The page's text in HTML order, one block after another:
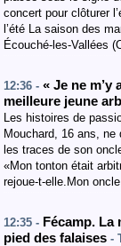
concert pour clôturer
l’été La saison des
Écouché-les-Vallées
12:36 - « Je ne m’y
meilleure jeune
Les histoires de
Mouchard, 16 ans,
les traces de son
«Mon tonton était
rejoue-t-elle.Mon
12:35 - Fécamp.
pied des falaises -